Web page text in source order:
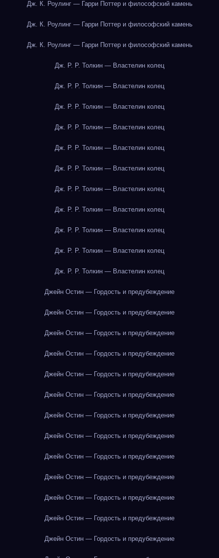
Дж. К. Роулинг — Гарри Поттер и философский камень
Дж. К. Роулинг — Гарри Поттер и философский камень
Дж. К. Роулинг — Гарри Поттер и философский камень
Дж. Р. Р. Толкин — Властелин колец
Дж. Р. Р. Толкин — Властелин колец
Дж. Р. Р. Толкин — Властелин колец
Дж. Р. Р. Толкин — Властелин колец
Дж. Р. Р. Толкин — Властелин колец
Дж. Р. Р. Толкин — Властелин колец
Дж. Р. Р. Толкин — Властелин колец
Дж. Р. Р. Толкин — Властелин колец
Дж. Р. Р. Толкин — Властелин колец
Дж. Р. Р. Толкин — Властелин колец
Дж. Р. Р. Толкин — Властелин колец
Джейн Остин — Гордость и предубеждение
Джейн Остин — Гордость и предубеждение
Джейн Остин — Гордость и предубеждение
Джейн Остин — Гордость и предубеждение
Джейн Остин — Гордость и предубеждение
Джейн Остин — Гордость и предубеждение
Джейн Остин — Гордость и предубеждение
Джейн Остин — Гордость и предубеждение
Джейн Остин — Гордость и предубеждение
Джейн Остин — Гордость и предубеждение
Джейн Остин — Гордость и предубеждение
Джейн Остин — Гордость и предубеждение
Джейн Остин — Гордость и предубеждение